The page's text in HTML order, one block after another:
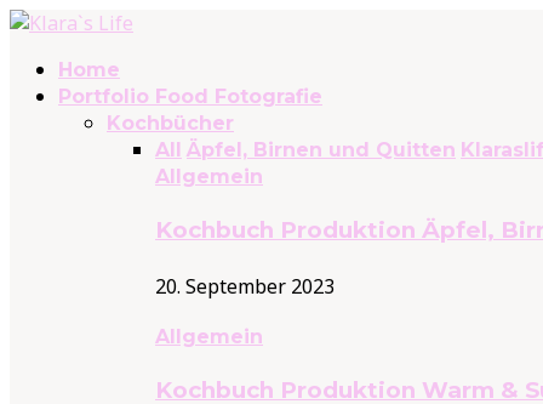
Home
Portfolio Food Fotografie
Kochbücher
All Äpfel, Birnen und Quitten
Allgemein
Kochbuch Produktion Äpfel,
20. September 2023
Allgemein
Kochbuch Produktion Warm &